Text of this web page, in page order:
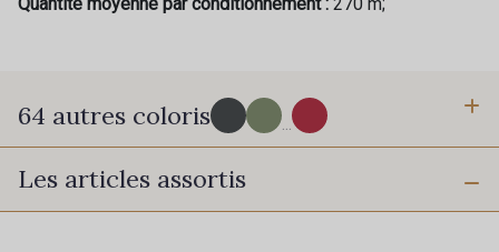
64 autres coloris ...
2998/2969 - Graphite
Les articles assortis